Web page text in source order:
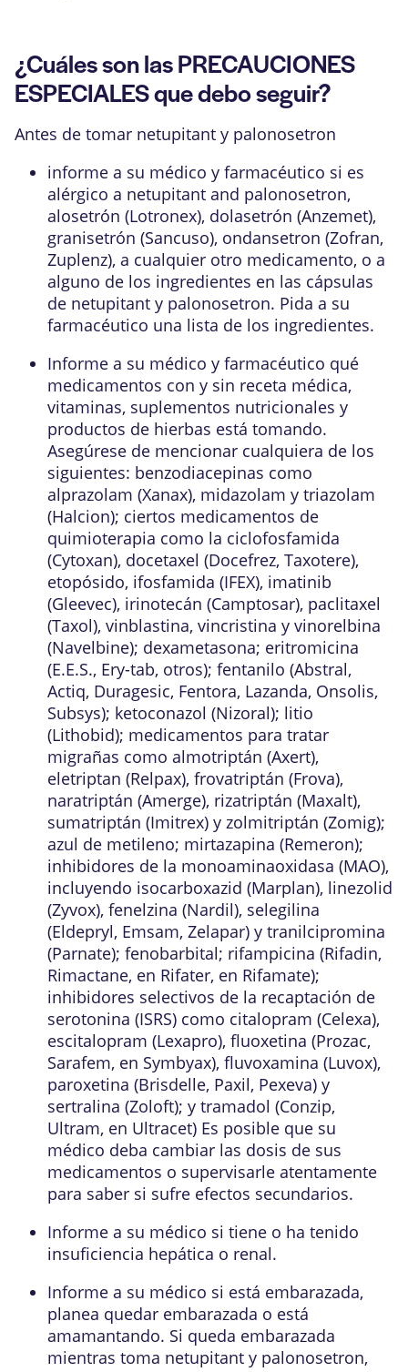
¿Cuáles son las PRECAUCIONES
ESPECIALES que debo seguir?
Antes de tomar netupitant y palonosetron
informe a su médico y farmacéutico si es
alérgico a netupitant and palonosetron,
alosetrón (Lotronex), dolasetrón (Anzemet),
granisetrón (Sancuso), ondansetron (Zofran,
Zuplenz), a cualquier otro medicamento, o a
alguno de los ingredientes en las cápsulas
de netupitant y palonosetron. Pida a su
farmacéutico una lista de los ingredientes.
Informe a su médico y farmacéutico qué
medicamentos con y sin receta médica,
vitaminas, suplementos nutricionales y
productos de hierbas está tomando.
Asegúrese de mencionar cualquiera de los
siguientes: benzodiacepinas como
alprazolam (Xanax), midazolam y triazolam
(Halcion); ciertos medicamentos de
quimioterapia como la ciclofosfamida
(Cytoxan), docetaxel (Docefrez, Taxotere),
etopósido, ifosfamida (IFEX), imatinib
(Gleevec), irinotecán (Camptosar), paclitaxel
(Taxol), vinblastina, vincristina y vinorelbina
(Navelbine); dexametasona; eritromicina
(E.E.S., Ery-tab, otros); fentanilo (Abstral,
Actiq, Duragesic, Fentora, Lazanda, Onsolis,
Subsys); ketoconazol (Nizoral); litio
(Lithobid); medicamentos para tratar
migrañas como almotriptán (Axert),
eletriptan (Relpax), frovatriptán (Frova),
naratriptán (Amerge), rizatriptán (Maxalt),
sumatriptán (Imitrex) y zolmitriptán (Zomig);
azul de metileno; mirtazapina (Remeron);
inhibidores de la monoaminaoxidasa (MAO),
incluyendo isocarboxazid (Marplan), linezolid
(Zyvox), fenelzina (Nardil), selegilina
(Eldepryl, Emsam, Zelapar) y tranilcipromina
(Parnate); fenobarbital; rifampicina (Rifadin,
Rimactane, en Rifater, en Rifamate);
inhibidores selectivos de la recaptación de
serotonina (ISRS) como citalopram (Celexa),
escitalopram (Lexapro), fluoxetina (Prozac,
Sarafem, en Symbyax), fluvoxamina (Luvox),
paroxetina (Brisdelle, Paxil, Pexeva) y
sertralina (Zoloft); y tramadol (Conzip,
Ultram, en Ultracet) Es posible que su
médico deba cambiar las dosis de sus
medicamentos o supervisarle atentamente
para saber si sufre efectos secundarios.
Informe a su médico si tiene o ha tenido
insuficiencia hepática o renal.
Informe a su médico si está embarazada,
planea quedar embarazada o está
amamantando. Si queda embarazada
mientras toma netupitant y palonosetron,